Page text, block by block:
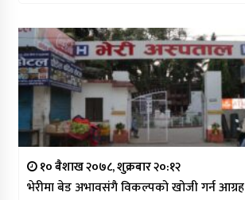
१० बैशाख २०७८, शुक्रबार २०:१२
भेरीमा बेड अभावसंगै विकल्पको खोजी गर्न आग्रह